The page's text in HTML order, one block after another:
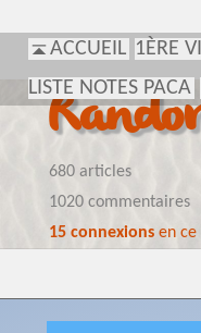
ACCUEIL 1ÈRE
LISTE NOTES PACA
680 articles
1020 commentaires
15 connexionsen ce